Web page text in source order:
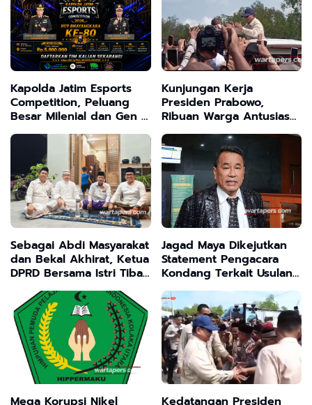
Kapolda Jatim Esports
Competition, Peluang
Besar Milenial dan Gen Z
Salurkan Bakatmu ,Rebut
Jutaan Rupiah
Kunjungan Kerja
Presiden Prabowo,
Ribuan Warga Antusias
Tak Perduli Diguyur
Hujan
Sebagai Abdi Masyarakat
dan Bekal Akhirat, Ketua
DPRD Bersama Istri Tiba
di Tanah Air
Jagad Maya Dikejutkan
Statement Pengacara
Kondang Terkait Usulan
Transformasi Program
MBG
Mega Korupsi Nikel Kedatangan Presiden